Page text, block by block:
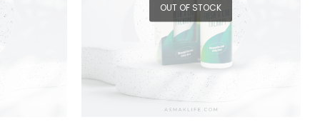
OUT OF STOCK